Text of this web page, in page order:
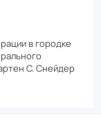
в городке
С. Снейдер